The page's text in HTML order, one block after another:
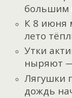
большим
К 8 июня
лето
Утки
ныряют
Лягушки
дождь